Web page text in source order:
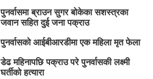
पुनर्वासमा ब्राउन सुगर बोकेका सशस्त्रका
जवान सहित दुई जना पक्राउ
पुनर्वासको आईबीआरडीमा एक महिला मृत फेला
डेढ महिनापछि पक्राउ परे पुनर्वासकी लक्ष्मी
घर्तीको हत्यारा